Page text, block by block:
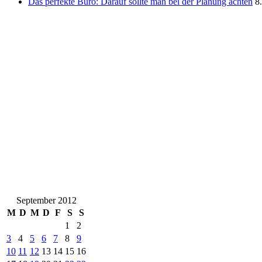
September 2012
M D M D F S
S
1
2
3
4 5 6 7 8
9
10 11 12 13 14 15 16